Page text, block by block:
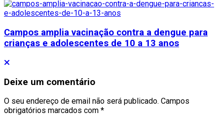
Campos amplia vacinação contra a dengue para
crianças e adolescentes de 10 a 13 anos
Deixe um comentário
O seu endereço de email não será publicado. Campos
obrigatórios marcados com *